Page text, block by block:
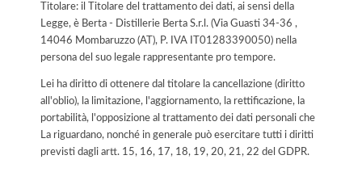
Titolare: il Titolare del trattamento dei dati, ai sensi della
Legge, è Berta - Distillerie Berta S.r.l. (Via Guasti 34-36 ,
14046 Mombaruzzo (AT), P. IVA IT01283390050) nella
persona del suo legale rappresentante pro tempore.
Lei ha diritto di ottenere dal titolare la cancellazione (diritto
all'oblio), la limitazione, l'aggiornamento, la rettificazione, la
portabilità, l'opposizione al trattamento dei dati personali che
La riguardano, nonché in generale può esercitare tutti i diritti
previsti dagli artt. 15, 16, 17, 18, 19, 20, 21, 22 del GDPR.